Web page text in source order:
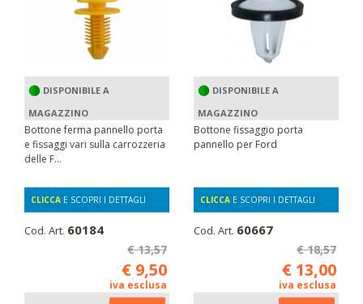
DISPONIBILE A
MAGAZZINO
Bottone ferma pannello porta
e fissaggi vari sulla carrozzeria
delle F...
CLICCA E SCOPRI I DETTAGLI
Cod. Art. 60184
€ 13,57
€ 9,50
iva esclusa
DISPONIBILE A
MAGAZZINO
Bottone fissaggio porta
pannello per Ford
CLICCA E SCOPRI I DETTAGLI
Cod. Art. 60667
€ 18,57
€ 13,00
iva esclusa